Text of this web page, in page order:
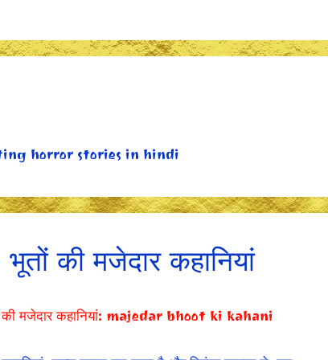
horror stories in hindi
की मजेदार कहानियां